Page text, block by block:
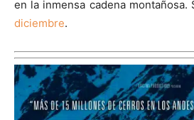
en la inmensa cadena montañosa.
diciembre.